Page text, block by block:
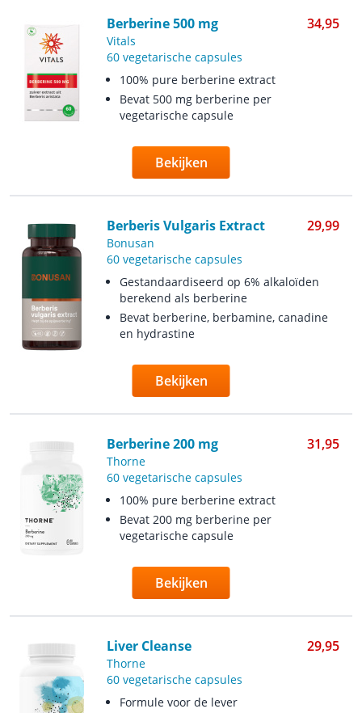
Berberine 500 mg 34,95
Vitals
60 vegetarische capsules
100% pure berberine extract
Bevat 500 mg berberine per
vegetarische capsule
Bekijken
Berberis Vulgaris Extract 29,99
Bonusan
60 vegetarische capsules
Gestandaardiseerd op 6% alkaloïden
berekend als berberine
Bevat berberine, berbamine, canadine
en hydrastine
Bekijken
Berberine 200 mg 31,95
Thorne
60 vegetarische capsules
100% pure berberine extract
Bevat 200 mg berberine per
vegetarische capsule
Bekijken
Liver Cleanse 29,95
Thorne
60 vegetarische capsules
Formule voor de lever